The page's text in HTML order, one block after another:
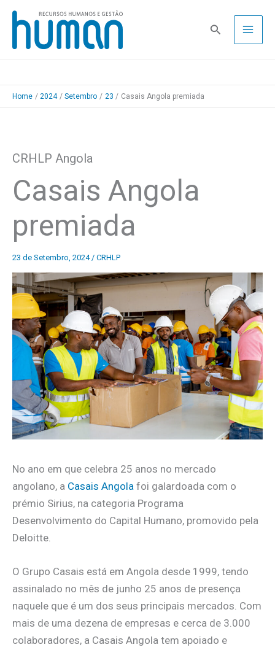
Skip
content
Pesquisa
Home 2024 Setembro 23 Casais Angola premiada
CRHLP Angola
Casais Angola
premiada
23 de Setembro, 2024 / CRHLP
No ano em que celebra 25 anos no mercado
angolano, a Casais Angola foi galardoada com o
prémio Sirius, na categoria Programa
Desenvolvimento do Capital Humano, promovido pela
Deloitte.
O Grupo Casais está em Angola desde 1999, tendo
assinalado no mês de junho 25 anos de presença
naquele que é um dos seus principais mercados. Com
mais de uma dezena de empresas e cerca de 3.000
colaboradores, a Casais Angola tem apoiado e